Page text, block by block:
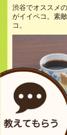
渋谷でオススメ
がイイペコ。素
コ。